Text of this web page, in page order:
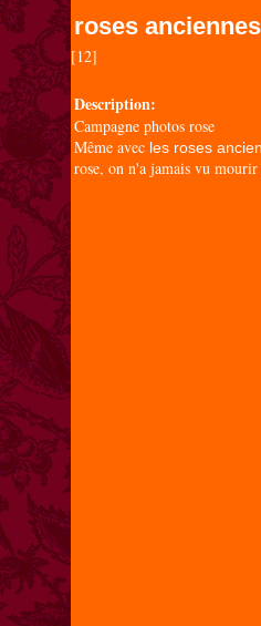
roses anciennes
[12]
Description:
Campagne photos rose
Même avec les roses
rose, on n'a jamais vu